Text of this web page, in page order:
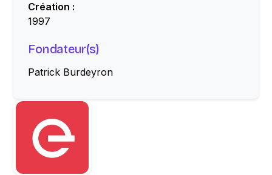
Création :
1997
Fondateur(s)
Patrick Burdeyron